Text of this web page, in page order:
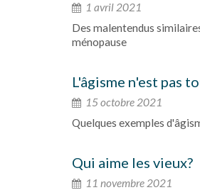
1 avril 2021
Des malentendus
ménopause
L'âgisme n'est pas
15 octobre 2021
Quelques exemples
Qui aime les vieux?
11 novembre 2021